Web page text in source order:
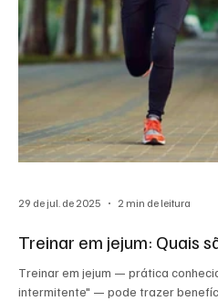
Treinar em jejum: Quais
Treinar em jejum — prática
intermitente" — pode trazer benefícios para algumas pessoas,
29 de jul. de 2025 2 min de leitura